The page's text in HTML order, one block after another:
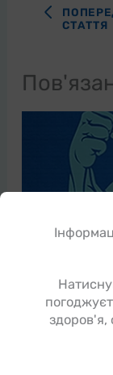
СТАТТЯ
Зміцнення
дорослим
здоров'я,